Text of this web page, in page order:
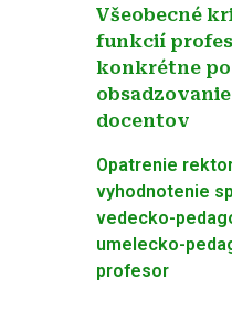
Všeobecné
funkcií
konkrétne
docentov
Opatrenie
vyhodnotenie
vedecko-
umelecko-
profesor